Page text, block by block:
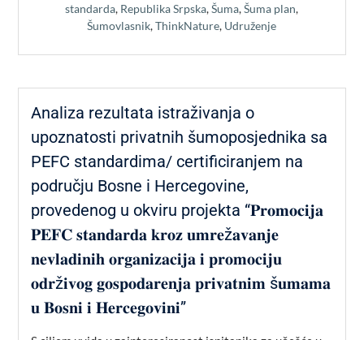
standarda, Republika Srpska,Šuma,Šuma plan,
Šumovlasnik,ThinkNature, Udruženje
Analiza rezultata istraživanja o
upoznatosti privatnih šumoposjednika sa
PEFC standardima/ certificiranjem na
području Bosne i Hercegovine,
provedenog u okviru projekta “𝐏𝐫𝐨𝐦𝐨𝐜𝐢𝐣𝐚
𝐏𝐄𝐅𝐂 𝐬𝐭𝐚𝐧𝐝𝐚𝐫𝐝𝐚 𝐤𝐫𝐨𝐳 𝐮𝐦𝐫𝐞ž𝐚𝐯𝐚𝐧𝐣𝐞
𝐧𝐞𝐯𝐥𝐚𝐝𝐢𝐧𝐢𝐡 𝐨𝐫𝐠𝐚𝐧𝐢𝐳𝐚𝐜𝐢𝐣𝐚 𝐢 𝐩𝐫𝐨𝐦𝐨𝐜𝐢𝐣𝐮
𝐨𝐝𝐫ž𝐢𝐯𝐨𝐠 𝐠𝐨𝐬𝐩𝐨𝐝𝐚𝐫𝐞𝐧𝐣𝐚 𝐩𝐫𝐢𝐯𝐚𝐭𝐧𝐢𝐦 š𝐮𝐦𝐚𝐦𝐚
𝐮 𝐁𝐨𝐬𝐧𝐢 𝐢 𝐇𝐞𝐫𝐜𝐞𝐠𝐨𝐯𝐢𝐧𝐢”